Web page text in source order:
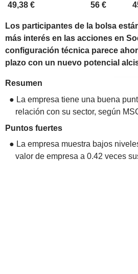
49,38 €
56 €
Los participantes de la bolsa
más interés en las acciones en
configuración técnica parece
plazo con un nuevo potencial
Resumen
● La empresa tiene una buena
relación con su sector, según
Puntos fuertes
● La empresa muestra bajos
valor de empresa a 0.42 veces